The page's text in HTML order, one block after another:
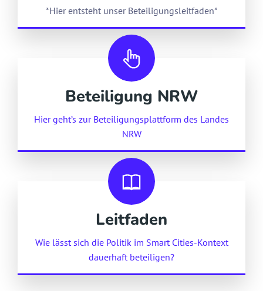
*Hier entsteht unser Beteiligungsleitfaden*
Beteiligung NRW
Hier geht’s zur Beteiligungsplattform des Landes
NRW
Leitfaden
Wie lässt sich die Politik im Smart Cities-Kontext
dauerhaft beteiligen?